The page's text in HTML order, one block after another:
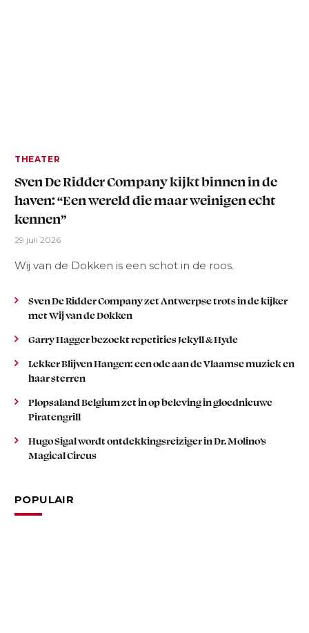
THEATER
Sven De Ridder Company kijkt binnen in de
haven: “Een wereld die maar weinigen echt
kennen”
29 juli 2026
Wij van de Dokken is een schot in de roos.
Sven De Ridder Company zet Antwerpse trots in de kijker
met Wij van de Dokken
Garry Hagger bezoekt repetities Jekyll & Hyde
Lekker Blijven Hangen: een ode aan de Vlaamse muziek en
haar sterren
Plopsaland Belgium zet in op beleving in gloednieuwe
Piratengrill
Hugo Sigal wordt ontdekkingsreiziger in Dr. Molino’s
Magical Circus
POPULAIR